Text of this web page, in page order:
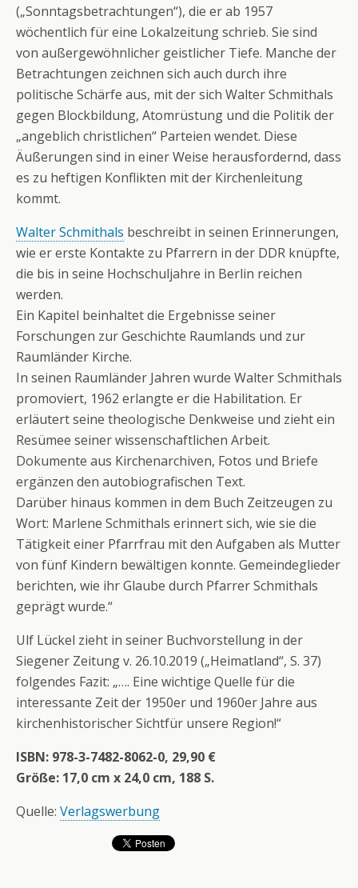
(„Sonntagsbetrachtungen“), die er ab 1957
wöchentlich für eine Lokalzeitung schrieb. Sie sind
von außergewöhnlicher geistlicher Tiefe. Manche der
Betrachtungen zeichnen sich auch durch ihre
politische Schärfe aus, mit der sich Walter Schmithals
gegen Blockbildung, Atomrüstung und die Politik der
„angeblich christlichen“ Parteien wendet. Diese
Äußerungen sind in einer Weise herausfordernd, dass
es zu heftigen Konflikten mit der Kirchenleitung
kommt.
Walter Schmithals beschreibt in seinen Erinnerungen,
wie er erste Kontakte zu Pfarrern in der DDR knüpfte,
die bis in seine Hochschuljahre in Berlin reichen
werden.
Ein Kapitel beinhaltet die Ergebnisse seiner
Forschungen zur Geschichte Raumlands und zur
Raumländer Kirche.
In seinen Raumländer Jahren wurde Walter Schmithals
promoviert, 1962 erlangte er die Habilitation. Er
erläutert seine theologische Denkweise und zieht ein
Resümee seiner wissenschaftlichen Arbeit.
Dokumente aus Kirchenarchiven, Fotos und Briefe
ergänzen den autobiografischen Text.
Darüber hinaus kommen in dem Buch Zeitzeugen zu
Wort: Marlene Schmithals erinnert sich, wie sie die
Tätigkeit einer Pfarrfrau mit den Aufgaben als Mutter
von fünf Kindern bewältigen konnte. Gemeindeglieder
berichten, wie ihr Glaube durch Pfarrer Schmithals
geprägt wurde.“
Ulf Lückel zieht in seiner Buchvorstellung in der
Siegener Zeitung v. 26.10.2019 („Heimatland“, S. 37)
folgendes Fazit: „…. Eine wichtige Quelle für die
interessante Zeit der 1950er und 1960er Jahre aus
kirchenhistorischer Sichtfür unsere Region!“
ISBN: 978-3-7482-8062-0, 29,90 €
Größe: 17,0 cm x 24,0 cm, 188 S.
Quelle: Verlagswerbung